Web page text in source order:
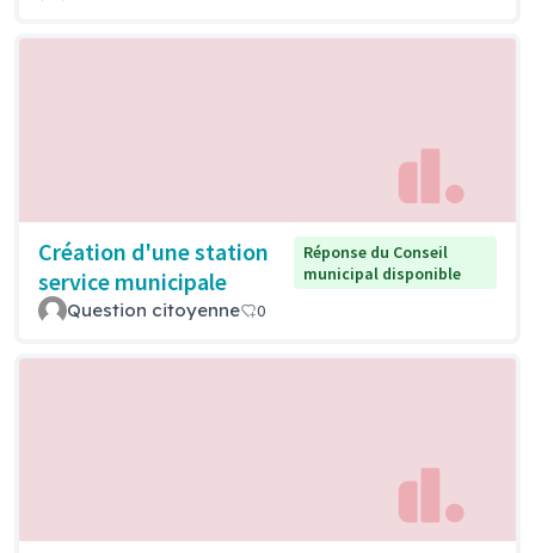
Création d'une station
service municipale
Réponse du Conseil
municipal disponible
Question citoyenne 0